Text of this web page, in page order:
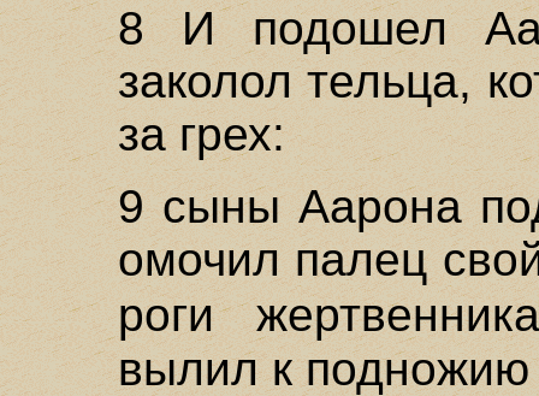
8 И подошел
заколол тельца,
за грех:
9 сыны Аарона
омочил палец
роги
вылил к подножию